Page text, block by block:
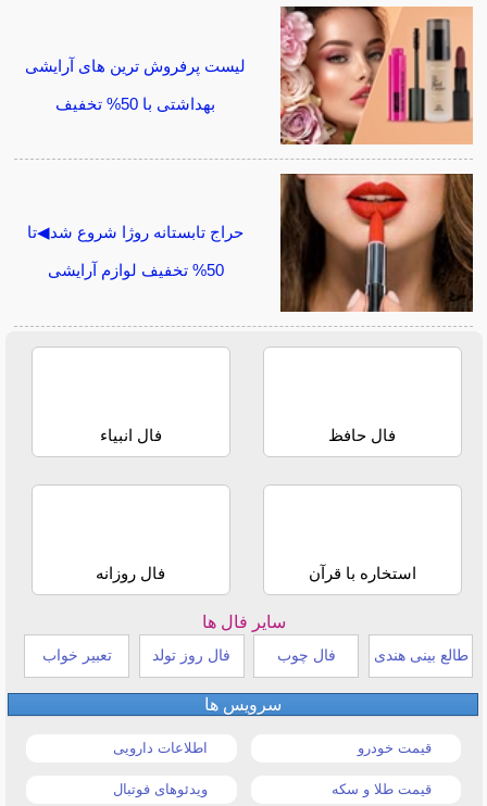
لیست پرفروش ترین های آرایشی
بهداشتی با 50% تخفیف
حراج تابستانه روژا شروع شد◀تا
50% تخفیف لوازم آرایشی
فال حافظ فال انبیاء
استخاره با قرآن فال روزانه
سایر فال ها
طالع بینی هندی فال چوب فال روز تولد تعبیر خواب
سرویس ها
قیمت خودرو اطلاعات دارویی
قیمت طلا و سکه ویدئوهای فوتبال